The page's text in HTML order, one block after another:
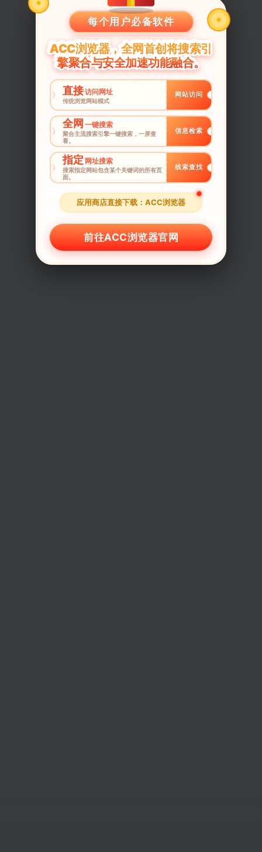
每个用户必备软件
ACC浏览器，全网首创将搜索引
擎聚合与安全加速功能融合。
直接访问网址
传统浏览网站模式
网站访问
全网 一键搜索
聚合主流搜索引擎一键搜索，一屏查
看。
信息检索
指定 网址搜索
搜索指定网站包含某个关键词的所有页
面。
线索查找
应用商店直接下载：ACC浏览器
前往ACC浏览器官网